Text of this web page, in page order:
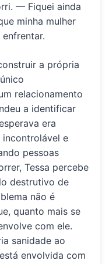
— Fiquei ainda
minha mulher
a própria
relacionamento
a identificar
era
incontrolável e
pessoas
Tessa percebe
destrutivo de
não é
quanto mais se
com ele.
sanidade ao
envolvida com